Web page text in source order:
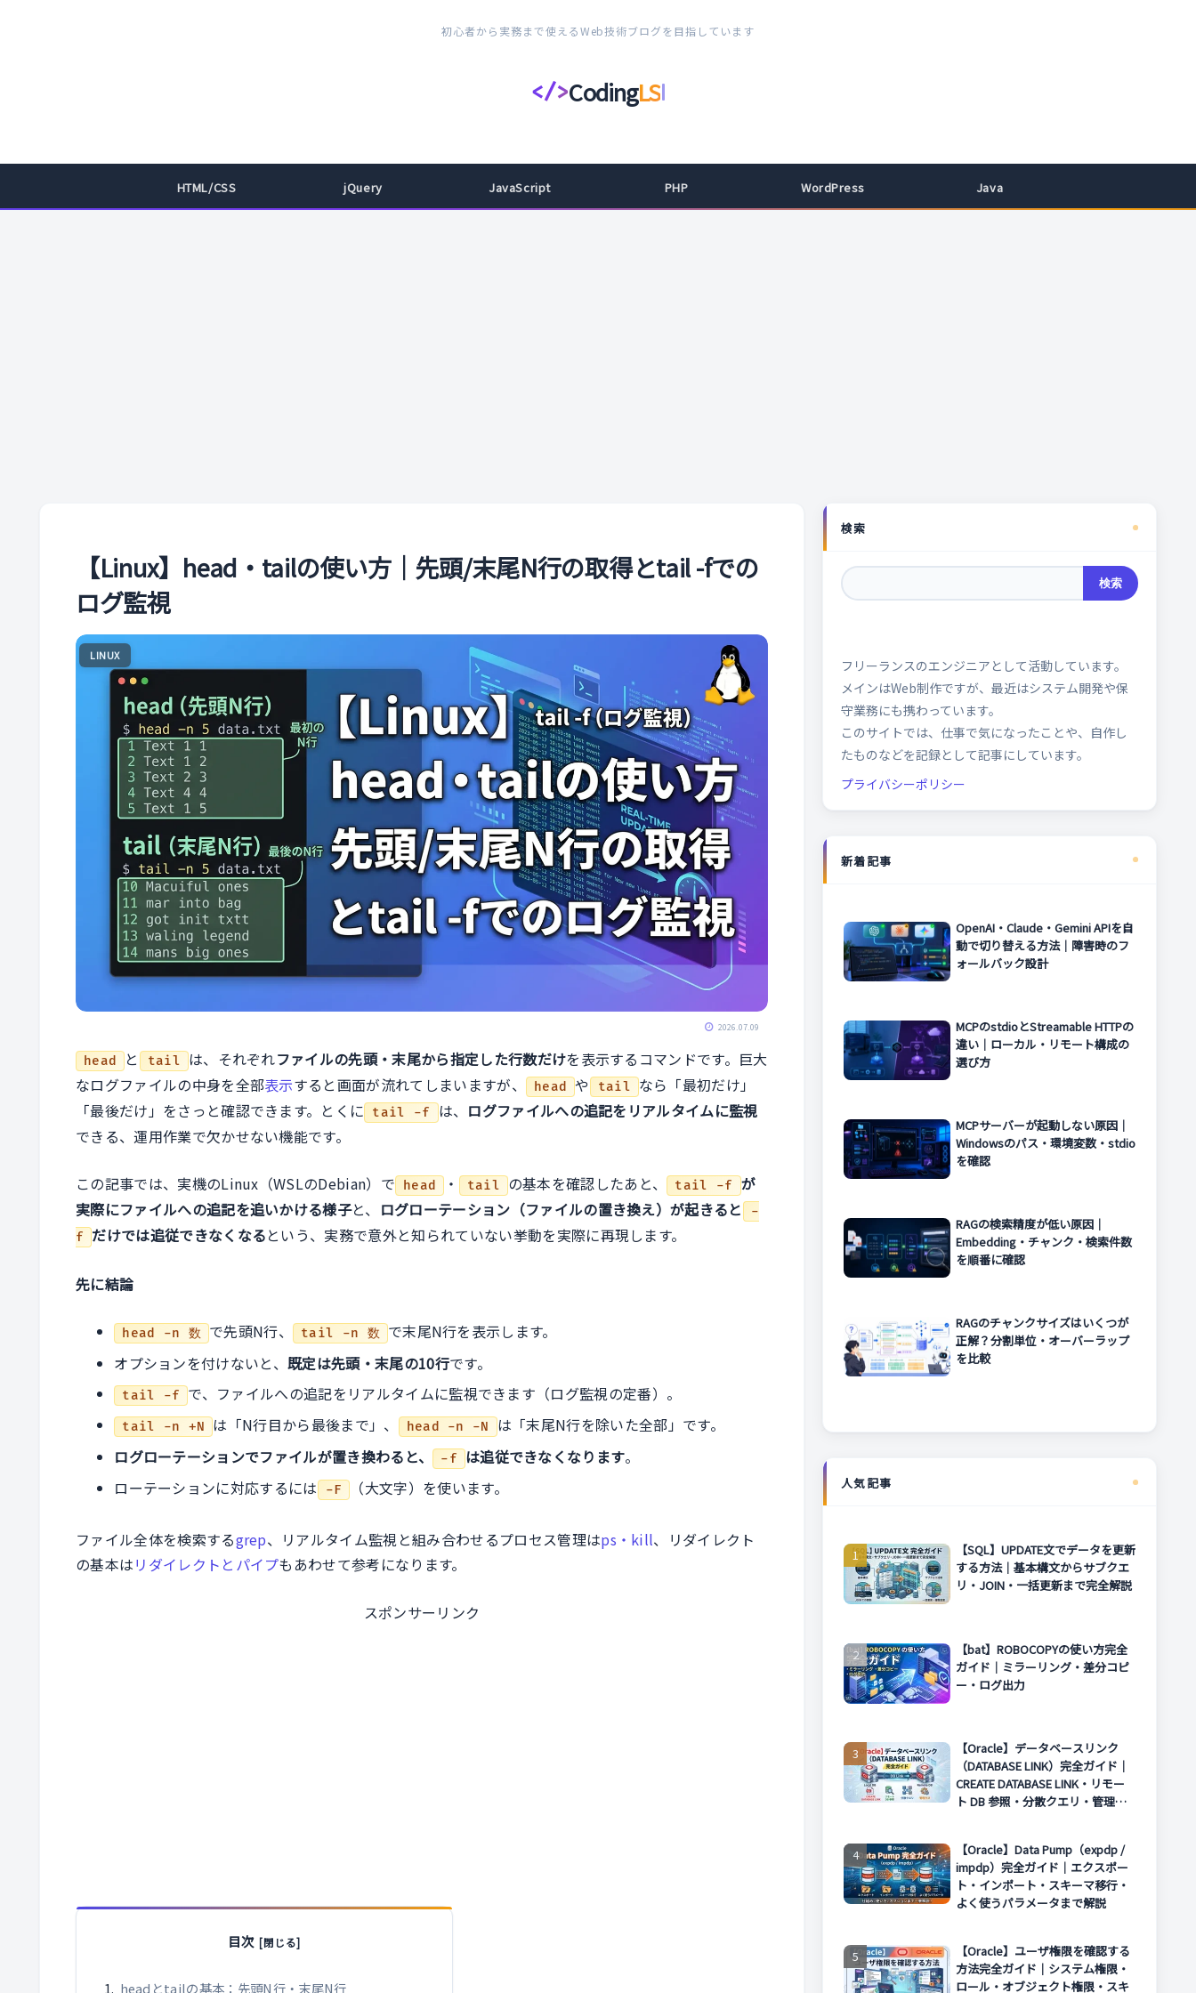
初心者から実務まで使えるWeb技術ブログを目指しています
</>CodingLS
コ
ィ
HTML/CSS jQuery JavaScript PHP WordPress Java
【Linux】head・tailの使い方｜先頭/末尾N行の取得とtail -fでの
ログ監視
LINUX
2026.07.09
head と tail は、それぞれファイルの先頭・末尾から指定した行数だけを表示するコマンドです。巨大
なログファイルの中身を全部表示すると画面が流れてしまいますが、 head や tail なら「最初だけ」
「最後だけ」をさっと確認できます。とくに tail -f は、 ログファイルへの追記をリアルタイムに監視
できる、運用作業で欠かせない機能です。
この記事では、実機のLinux（WSLのDebian）で head ・ tail の基本を確認したあと、 tail -f
が
実際にファイルへの追記を追いかける様子と、 ログローテーション（ファイルの置き換え）が起きると
-
f
だけでは追従できなくなるという、実務で意外と知られていない挙動を実際に再現します。
先に結論
head -n 数 で先頭N行、 tail -n 数 で末尾N行を表示します。
オプションを付けないと、既定は先頭・末尾の10行です。
tail -f で、ファイルへの追記をリアルタイムに監視できます（ログ監視の定番）。
tail -n +N は「N行目から最後まで」、 head -n -N
は「末尾N行を除いた全部」です。
ログローテーションでファイルが置き換わると、 -f は追従できなくなります。
ローテーションに対応するには
-F （大文字）を使います。
ファイル全体を検索するgrep、リアルタイム監視と組み合わせるプロセス管理はps・kill、リダイレクト
の基本はリダイレクトとパイプもあわせて参考になります。
スポンサーリンク
目次
headとtailの基本：先頭N行・末尾N行
検索
検索
フリーランスのエンジニアとして活動しています。
メインはWeb制作ですが、最近はシステム開発や保
守業務にも携わっています。
このサイトでは、仕事で気になったことや、自作し
たものなどを記録として記事にしています。
プライバシーポリシー
新着記事
OpenAI・Claude・Gemini APIを自
動で切り替える方法｜障害時のフ
ォールバック設計
MCPのstdioとStreamable HTTPの
違い｜ローカル・リモート構成の
選び方
MCPサーバーが起動しない原因｜
Windowsのパス・環境変数・stdio
を確認
RAGの検索精度が低い原因｜
Embedding・チャンク・検索件数
を順番に確認
RAGのチャンクサイズはいくつが
正解？分割単位・オーバーラップ
を比較
人気記事
【SQL】UPDATE文でデータを更新
する方法｜基本構文からサブクエ
リ・JOIN・一括更新まで完全解説
【bat】ROBOCOPYの使い方完全
ガイド｜ミラーリング・差分コピ
ー・ログ出力
【Oracle】データベースリンク
（DATABASE LINK）完全ガイド｜
CREATE DATABASE LINK・リモー
ト DB 参照・分散クエリ・管理方
【Oracle】Data Pump（expdp /
impdp）完全ガイド｜エクスポー
ト・インポート・スキーマ移行・
よく使うパラメータまで解説
【Oracle】ユーザ権限を確認する
方法完全ガイド｜システム権限・
ロール・オブジェクト権限・スキ